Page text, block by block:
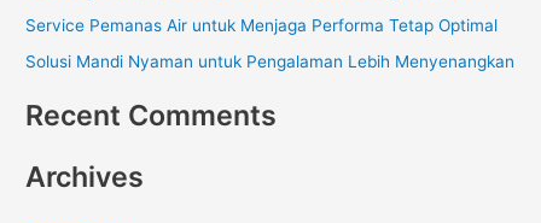
Service Pemanas Air untuk Menjaga Performa Tetap Optimal
Solusi Mandi Nyaman untuk Pengalaman Lebih Menyenangkan
Recent Comments
Archives